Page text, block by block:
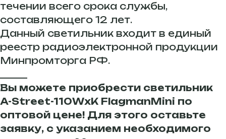
течении всего срока службы,
составляющего 12 лет.
Данный светильник входит в единый
реестр радиоэлектронной продукции
Минпромторга РФ.
Вы можете приобрести светильник
A-Street-110WxK FlagmanMini по
оптовой цене! Для этого оставьте
заявку, с указанием необходимого